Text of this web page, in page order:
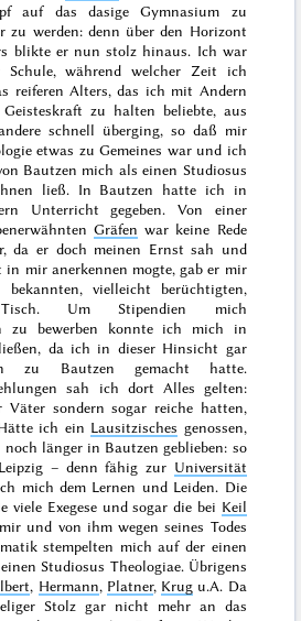
auf das dasige Gymnasium zu
zu werden: denn über den Horizont
blikte er nun stolz hinaus. Ich war
während welcher Zeit ich
reiferen Alters, das ich mit Andern
zu halten beliebte, aus
schnell überging, so daß mir
etwas zu Gemeines war und ich
Bautzen mich als einen Studiosus
ließ. In Bautzen hatte ich in
Unterricht gegeben. Von einer
Gräfen war keine Rede
da er doch meinen Ernst sah und
in mir anerkennen mogte, gab er mir
bekannten, vielleicht berüchtigten,
Tisch. Um Stipendien mich
zu bewerben konnte ich mich in
da ich in dieser Hinsicht gar
zu Bautzen gemacht hatte.
sah ich dort Alles gelten:
sondern sogar reiche hatten,
ich ein Lausitzisches genossen,
länger in Bautzen geblieben: so
– denn fähig zur Universität
mich dem Lernen und Leiden. Die
viele Exegese und sogar die bei Keil
und von ihm wegen seines Todes
stempelten mich auf der einen
Studiosus Theologiae. Übrigens
, Hermann, Platner, Krug u.A. Da
Stolz gar nicht mehr an das